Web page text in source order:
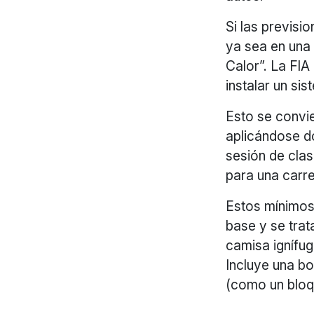
Si las
ya sea en
Calor”. La
instalar un
Esto se
aplicándose
sesión de
para una
Estos
base y se
camisa
Incluye una
(como un